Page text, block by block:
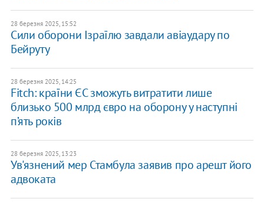
28 березня 2025, 15:52
Сили оборони Ізраїлю завдали авіаудару по
Бейруту
28 березня 2025, 14:25
Fitch: країни ЄС зможуть витратити лише
близько 500 млрд євро на оборону у наступні
п’ять років
28 березня 2025, 13:23
Ув'язнений мер Стамбула заявив про арешт його
адвоката